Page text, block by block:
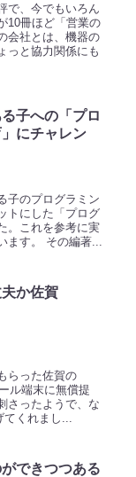
で、今でもいろん
10冊ほど「営業の
会社とは、機器の
っと協力関係にも
子への「プロ
にチャレン
子のプログラミン
トにした「プログ
。これを参考に実
ます。 その編著...
か佐賀
らった佐賀の
ル端末に無償提
さったようで、な
くれまし...
できつつある